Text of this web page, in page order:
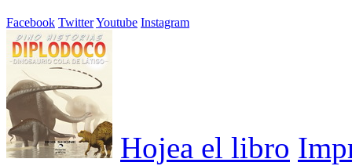
Facebook TwitterYoutube Instagram
Hojea el libro